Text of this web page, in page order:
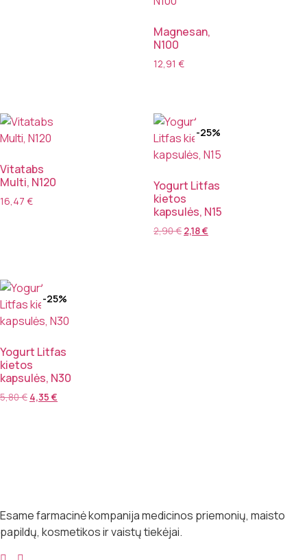
Magnesan,
N100
12,91 €
Vitatabs
Multi, N120
16,47 €
-25%
Yogurt Litfas
kietos
kapsulės, N15
2,90€ 2,18€
-25%
Yogurt Litfas
kietos
kapsulės, N30
5,80€ 4,35 €
Esame farmacinė kompanija medicinos priemonių, maisto
papildų, kosmetikos ir vaistų tiekėjai.